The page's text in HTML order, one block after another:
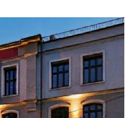
Własne w
Serwisu